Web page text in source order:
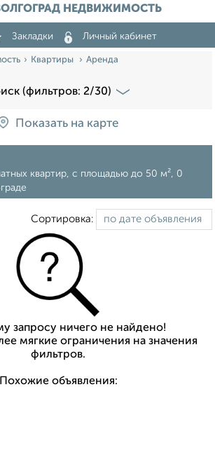
НЕДВИЖИМОСТЬ
Закладки Личный кабинет
Квартиры
Аренда
(фильтров: 2/30)
Показать на карте
квартир, c площадью до 50 м², 0
Сортировка:
запросу ничего не найдено!
мягкие ограничения на значения
фильтров.
Похожие объявления: